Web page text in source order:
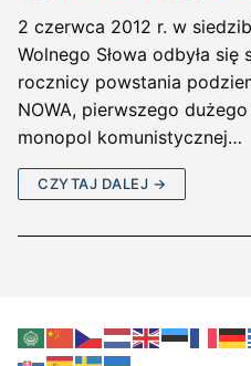
2 czerwca 2012 r. w
Wolnego Słowa odbyła
rocznicy powstania
NOWA, pierwszego
monopol komunistycznej…
CZYTAJ DALEJ →